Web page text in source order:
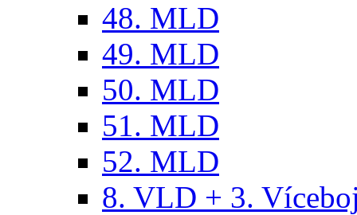
48. MLD
49. MLD
50. MLD
51. MLD
52. MLD
8. VLD + 3.